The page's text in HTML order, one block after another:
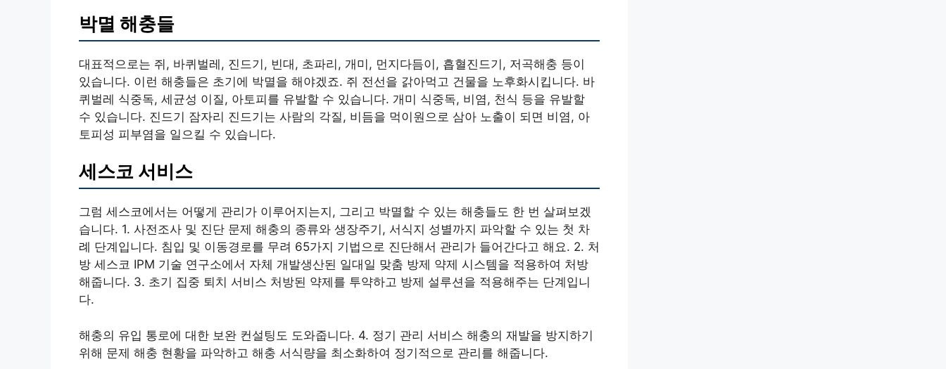
박멸 해충들
대표적으로는 쥐, 바퀴벌레, 진드기, 빈대, 초파리, 개미, 먼지다듬이, 흡혈진드기, 저곡해충 등이
있습니다. 이런 해충들은 초기에 박멸을 해야겠죠. 쥐 전선을 갉아먹고 건물을 노후화시킵니다. 바
퀴벌레 식중독, 세균성 이질, 아토피를 유발할 수 있습니다. 개미 식중독, 비염, 천식 등을 유발할
수 있습니다. 진드기 잠자리 진드기는 사람의 각질, 비듬을 먹이원으로 삼아 노출이 되면 비염, 아
토피성 피부염을 일으킬 수 있습니다.
세스코 서비스
그럼 세스코에서는 어떻게 관리가 이루어지는지, 그리고 박멸할 수 있는 해충들도 한 번 살펴보겠
습니다. 1. 사전조사 및 진단 문제 해충의 종류와 생장주기, 서식지 성별까지 파악할 수 있는 첫 차
례 단계입니다. 침입 및 이동경로를 무려 65가지 기법으로 진단해서 관리가 들어간다고 해요. 2. 처
방 세스코 IPM 기술 연구소에서 자체 개발생산된 일대일 맞춤 방제 약제 시스템을 적용하여 처방
해줍니다. 3. 초기 집중 퇴치 서비스 처방된 약제를 투약하고 방제 설루션을 적용해주는 단계입니
다.
해충의 유입 통로에 대한 보완 컨설팅도 도와줍니다. 4. 정기 관리 서비스 해충의 재발을 방지하기
위해 문제 해충 현황을 파악하고 해충 서식량을 최소화하여 정기적으로 관리를 해줍니다.